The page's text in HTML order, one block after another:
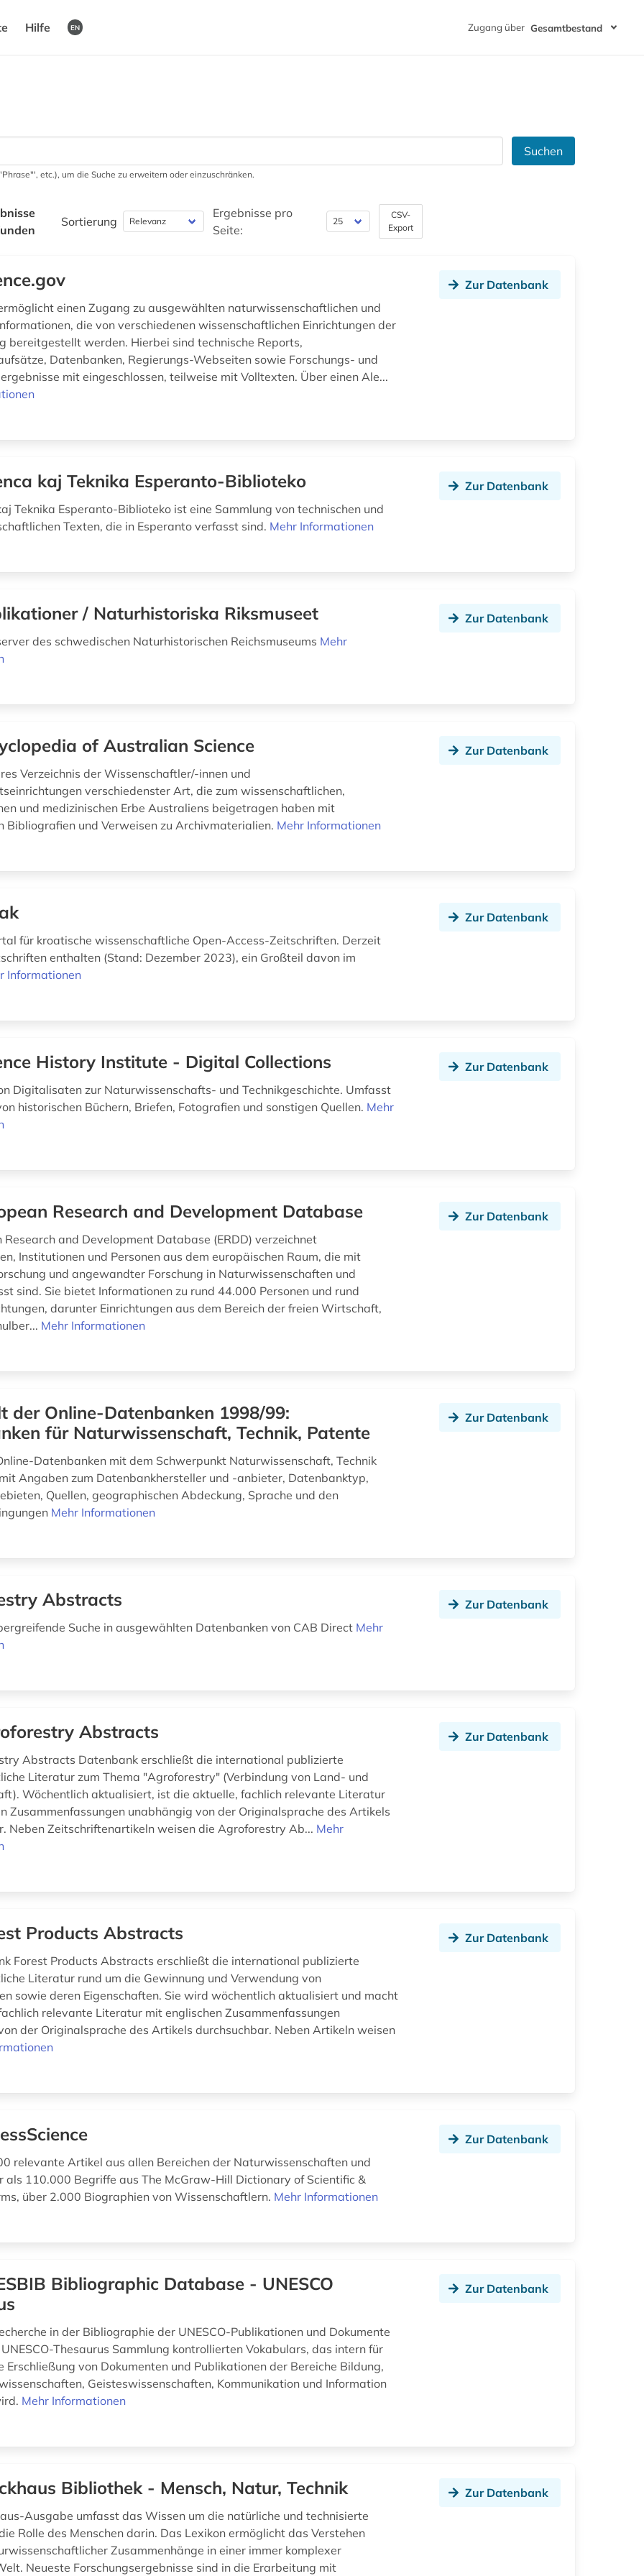
Hilfe EN Zugang über Gesamtbestand
Suchen
etc.), um die Suche zu erweitern oder einzuschränken.
Sortierung
Ergebnisse pro
Seite:
CSV-
Export
einen Zugang zu ausgewählten naturwissenschaftlichen und
die von verschiedenen wissenschaftlichen Einrichtungen der
bereitgestellt werden. Hierbei sind technische Reports,
Datenbanken, Regierungs-Webseiten sowie Forschungs- und
mit eingeschlossen, teilweise mit Volltexten. Über einen Ale...
Zur Datenbank
kaj Teknika Esperanto-Biblioteko
Teknika Esperanto-Biblioteko ist eine Sammlung von technischen und
Texten, die in Esperanto verfasst sind. Mehr Informationen
Zur Datenbank
/ Naturhistoriska Riksmuseet
des schwedischen Naturhistorischen Reichsmuseums Mehr
Zur Datenbank
of Australian Science
Verzeichnis der Wissenschaftler/-innen und
verschiedenster Art, die zum wissenschaftlichen,
und medizinischen Erbe Australiens beigetragen haben mit
Bibliografien und Verweisen zu Archivmaterialien. Mehr Informationen
Zur Datenbank
für kroatische wissenschaftliche Open-Access-Zeitschriften. Derzeit
enthalten (Stand: Dezember 2023), ein Großteil davon im
Informationen
Zur Datenbank
History Institute - Digital Collections
Digitalisaten zur Naturwissenschafts- und Technikgeschichte. Umfasst
historischen Büchern, Briefen, Fotografien und sonstigen Quellen. Mehr
Zur Datenbank
Research and Development Database
Research and Development Database (ERDD) verzeichnet
Institutionen und Personen aus dem europäischen Raum, die mit
und angewandter Forschung in Naturwissenschaften und
sind. Sie bietet Informationen zu rund 44.000 Personen und rund
darunter Einrichtungen aus dem Bereich der freien Wirtschaft,
Mehr Informationen
Zur Datenbank
der Online-Datenbanken 1998/99:
für Naturwissenschaft, Technik, Patente
Datenbanken mit dem Schwerpunkt Naturwissenschaft, Technik
Angaben zum Datenbankhersteller und -anbieter, Datenbanktyp,
Quellen, geographischen Abdeckung, Sprache und den
Mehr Informationen
Zur Datenbank
Abstracts
Suche in ausgewählten Datenbanken von CAB Direct Mehr
Zur Datenbank
Abstracts
Abstracts Datenbank erschließt die international publizierte
Literatur zum Thema "Agroforestry" (Verbindung von Land- und
Wöchentlich aktualisiert, ist die aktuelle, fachlich relevante Literatur
Zusammenfassungen unabhängig von der Originalsprache des Artikels
Neben Zeitschriftenartikeln weisen die Agroforestry Ab... Mehr
Zur Datenbank
Products Abstracts
Forest Products Abstracts erschließt die international publizierte
Literatur rund um die Gewinnung und Verwendung von
sowie deren Eigenschaften. Sie wird wöchentlich aktualisiert und macht
relevante Literatur mit englischen Zusammenfassungen
der Originalsprache des Artikels durchsuchbar. Neben Artikeln weisen
Zur Datenbank
relevante Artikel aus allen Bereichen der Naturwissenschaften und
als 110.000 Begriffe aus The McGraw-Hill Dictionary of Scientific &
über 2.000 Biographien von Wissenschaftlern. Mehr Informationen
Zur Datenbank
Bibliographic Database - UNESCO
in der Bibliographie der UNESCO-Publikationen und Dokumente
UNESCO-Thesaurus Sammlung kontrollierten Vokabulars, das intern für
Erschließung von Dokumenten und Publikationen der Bereiche Bildung,
Geisteswissenschaften, Kommunikation und Information
Mehr Informationen
Zur Datenbank
Bibliothek - Mensch, Natur, Technik
Ausgabe umfasst das Wissen um die natürliche und technisierte
Rolle des Menschen darin. Das Lexikon ermöglicht das Verstehen
Zusammenhänge in einer immer komplexer
Neueste Forschungsergebnisse sind in die Erarbeitung mit
Zur Datenbank